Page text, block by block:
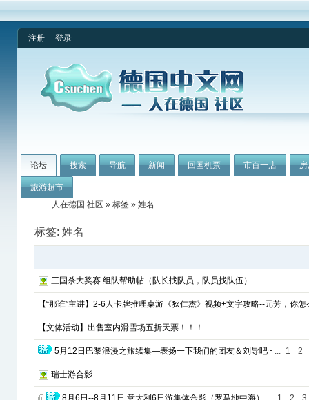
注册 登录
论坛 搜索 导航 新闻 回国机票 市百一店
旅游超市
人在德国 社区 » 标签 » 姓名
标签: 姓名
三国杀大奖赛 组队帮助帖（队长找队员，队员找队伍）
【“那谁”主讲】2-6人卡牌推理桌游《狄仁杰》视频+文字攻略--元芳，你怎
【文体活动】出售室内滑雪场五折天票！！！
5月12日巴黎浪漫之旅续集—表扬一下我们的团友＆刘导吧~ ... 1 2
瑞士游合影
8月6日--8月11日 意大利6日游集体合影（罗马地中海） ... 1 2 3